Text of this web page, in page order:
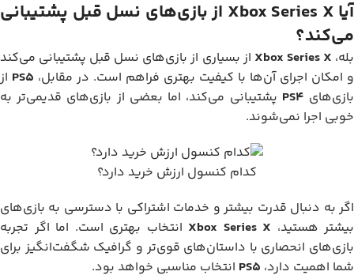
آیا Xbox Series X از بازی‌های نسل قبل پشتیبانی
می‌کند؟
بله، Xbox Series X از بسیاری از بازی‌های نسل قبل پشتیبانی می‌کند
و امکان اجرای آن‌ها با کیفیت بهتری فراهم است. در مقابل، PS5 از
بازی‌های PS4 پشتیبانی می‌کند، اما بعضی از بازی‌های قدیمی‌تر به
خوبی اجرا نمی‌شوند.
کدام کنسول ارزش خرید دارد؟
اگر به دنبال قدرت بیشتر و خدمات اشتراکی با دسترسی به بازی‌های
بیشتر هستید، Xbox Series X انتخاب بهتری است. اما اگر تجربه
بازی‌های انحصاری با داستان‌های قوی‌تر و گرافیک شگفت‌انگیز برای
شما اهمیت دارد، PS5 انتخاب مناسبی خواهد بود.